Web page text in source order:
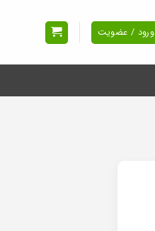
ورود / عضویت